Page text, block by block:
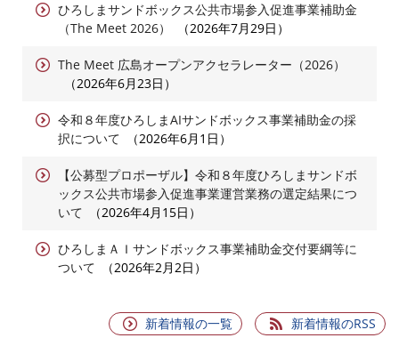
ひろしまサンドボックス公共市場参入促進事業補助金
（The Meet 2026）
2026年7月29日
The Meet 広島オープンアクセラレーター（2026）
2026年6月23日
令和８年度ひろしまAIサンドボックス事業補助金の採
択について
2026年6月1日
【公募型プロポーザル】令和８年度ひろしまサンドボ
ックス公共市場参入促進事業運営業務の選定結果につ
いて
2026年4月15日
ひろしまＡＩサンドボックス事業補助金交付要綱等に
ついて
2026年2月2日
新着情報の一覧 新着情報のRSS